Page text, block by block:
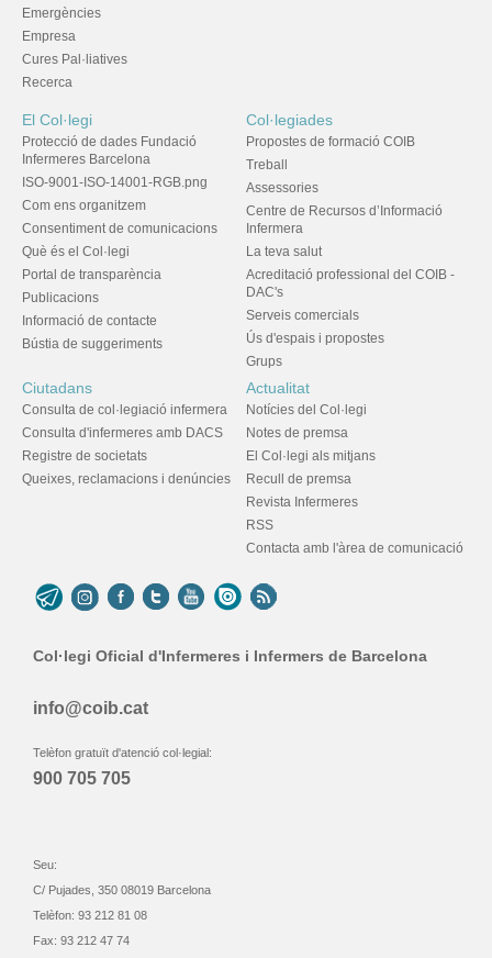
Emergències
Empresa
Cures Pal·liatives
Recerca
El Col·legi
Protecció de dades Fundació
Infermeres Barcelona
ISO-9001-ISO-14001-RGB.png
Com ens organitzem
Consentiment de comunicacions
Què és el Col·legi
Portal de transparència
Publicacions
Informació de contacte
Bústia de suggeriments
Col·legiades
Propostes de formació COIB
Treball
Assessories
Centre de Recursos d’Informació
Infermera
La teva salut
Acreditació professional del COIB -
DAC's
Serveis comercials
Ús d'espais i propostes
Grups
Ciutadans
Consulta de col·legiació infermera
Consulta d'infermeres amb DACS
Registre de societats
Queixes, reclamacions i denúncies
Actualitat
Notícies del Col·legi
Notes de premsa
El Col·legi als mitjans
Recull de premsa
Revista Infermeres
RSS
Contacta amb l'àrea de comunicació
Col·legi Oficial d'Infermeres i Infermers de Barcelona
info@coib.cat
Telèfon gratuït d'atenció col·legial:
900 705 705
Seu:
C/ Pujades, 350 08019 Barcelona
Telèfon: 93 212 81 08
Fax: 93 212 47 74